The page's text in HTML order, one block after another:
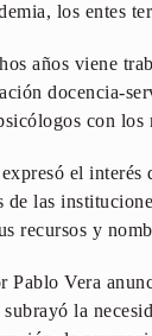
los entes
años viene
docencia-
con
el interés
las
recursos y
Pablo Vera
la